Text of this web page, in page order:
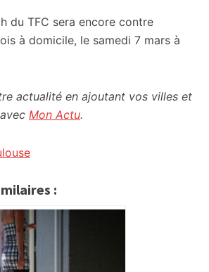
du TFC sera encore contre
à domicile, le samedi 7 mars à
actualité en ajoutant vos villes et
Mon Actu.
: